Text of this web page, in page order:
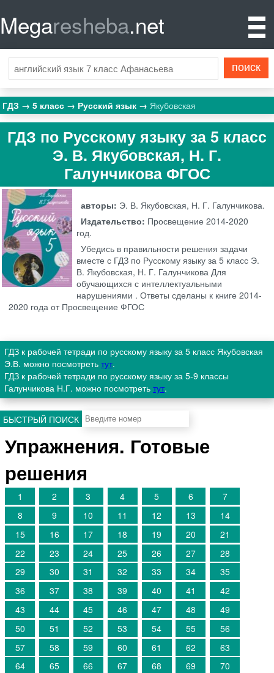
Megaresheba.net
ГДЗ 5 класс Русский язык Якубовская
ГДЗ по Русскому языку за 5 класс
Э. В. Якубовская, Н. Г.
Галунчикова ФГОС
авторы: Э. В. Якубовская, Н. Г. Галунчикова.
Издательство: Просвещение 2014-2020
год.
Убедись в правильности решения задачи
вместе с ГДЗ по Русскому языку за 5 класс Э.
В. Якубовская, Н. Г. Галунчикова Для
обучающихся с интеллектуальными
нарушениями . Ответы сделаны к книге 2014-
2020 года от Просвещение ФГОС
ГДЗ к рабочей тетради по русскому языку за 5 класс Якубовская
Э.В. можно посмотреть тут.
ГДЗ к рабочей тетради по русскому языку за 5-9 классы
Галунчикова Н.Г. можно посмотреть тут.
БЫСТРЫЙ ПОИСК
Упражнения. Готовые
решения
1 2 3 4 5 6
7
8
9 10 11 12 13
14
15
16 17 18 19 20
21
22
23 24 25 26 27
28
29
30 31 32 33 34
35
36
37 38 39 40 41
42
43
44 45 46 47 48
49
50
51 52 53 54 55
56
57
58 59 60 61 62
63
64
65 66 67 68 69
70